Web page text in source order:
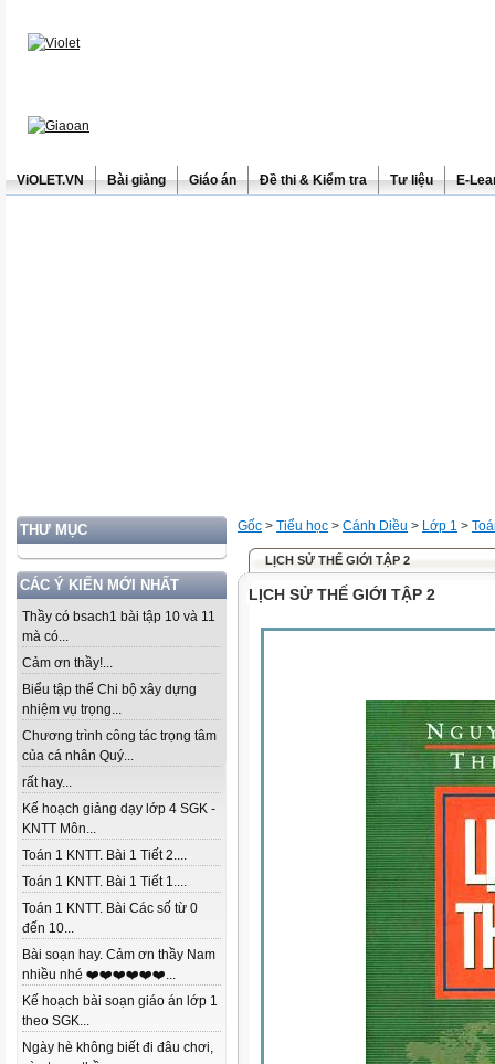
ViOLET.VN Bài giảng Giáo án Đề thi & Kiểm tra Tư liệu E-
THƯ MỤC
CÁC Ý KIẾN MỚI NHẤT
Thầy có bsach1 bài tập 10 và 11
mà có...
Cảm ơn thầy!...
Biểu tập thể Chi bộ xây dựng
nhiệm vụ trọng...
Chương trình công tác trọng tâm
của cá nhân Quý...
rất hay...
Kế hoạch giảng dạy lớp 4 SGK -
KNTT Môn...
Toán 1 KNTT. Bài 1 Tiết 2....
Toán 1 KNTT. Bài 1 Tiết 1....
Toán 1 KNTT. Bài Các số từ 0
đến 10...
Bài soạn hay. Cảm ơn thầy Nam
nhiều nhé ❤️❤️❤️❤️❤️❤️...
Kế hoạch bài soạn giáo án lớp 1
theo SGK...
Ngày hè không biết đi đâu chơi,
Gốc > Tiểu học > Cánh Diều > Lớp 1 >
LỊCH SỬ THẾ GIỚI TẬP 2
LỊCH SỬ THẾ GIỚI TẬP 2